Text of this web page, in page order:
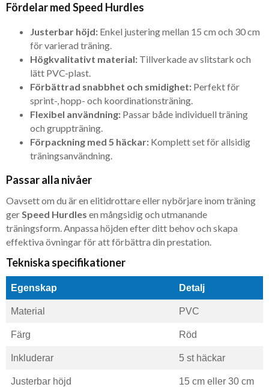
Fördelar med Speed Hurdles
Justerbar höjd: Enkel justering mellan 15 cm och 30 cm
för varierad träning.
Högkvalitativt material: Tillverkade av slitstark och
lätt PVC-plast.
Förbättrad snabbhet och smidighet: Perfekt för
sprint-, hopp- och koordinationsträning.
Flexibel användning: Passar både individuell träning
och gruppträning.
Förpackning med 5 häckar: Komplett set för allsidig
träningsanvändning.
Passar alla nivåer
Oavsett om du är en elitidrottare eller nybörjare inom träning
gerSpeed Hurdles en mångsidig och utmanande
träningsform. Anpassa höjden efter ditt behov och skapa
effektiva övningar för att förbättra din prestation.
Tekniska specifikationer
Egenskap Detalj
Material PVC
Färg Röd
Inkluderar 5 st häckar
Justerbar höjd 15 cm eller 30 cm